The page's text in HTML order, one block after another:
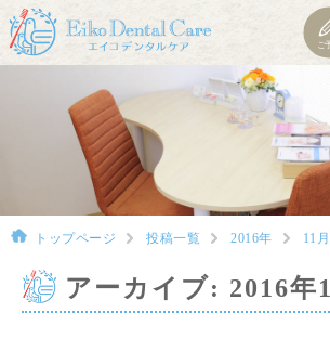
トップページ 投稿一覧 2016年 11月
アーカイブ: 2016年